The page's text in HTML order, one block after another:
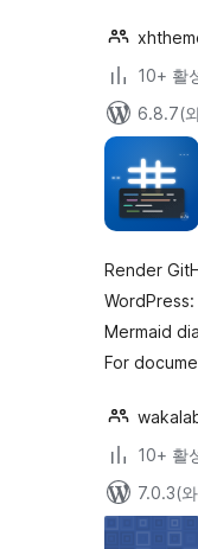
10+ 활
6.8.7(
Render
Mermaid
For
10+ 활
7.0.3(